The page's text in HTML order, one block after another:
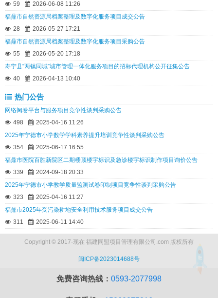
59
2026-06-08 11:26
福鼎市自然资源局档案整理及数字化服务项目成交公告
28
2026-05-27 17:21
福鼎市自然资源局档案整理及数字化服务项目采购公告
55
2026-05-20 17:18
寿宁县“两镇同城”城市管理一体化服务项目的招标代理机构公开征集公告
40
2026-04-13 10:40
热门公告
网络阅卷平台与服务项目竞争性谈判采购公告
498
2025-04-16 11:26
2025年宁德市小学数学学科素养提升培训竞争性谈判采购公告
354
2025-06-17 16:55
福鼎市医院百胜新院区二期楼顶楼宇标识及急诊楼宇标识制作项目询价公告
339
2024-09-18 20:33
2025年宁德市小学教学质量监测试卷印制项目竞争性谈判采购公告
323
2025-04-16 11:27
福鼎市2025年受污染耕地安全利用技术服务项目成交公告
311
2025-06-11 14:40
Copyright © 2017-现在 福建同盟项目管理有限公司.com 版权所有
闽ICP备2023014688号
免费咨询热线： 0593-2077998